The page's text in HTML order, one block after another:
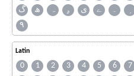
گ
ھ ہ ۄ ی ے ۔
۹
Latin
0 1 2 3 4 5 6 7